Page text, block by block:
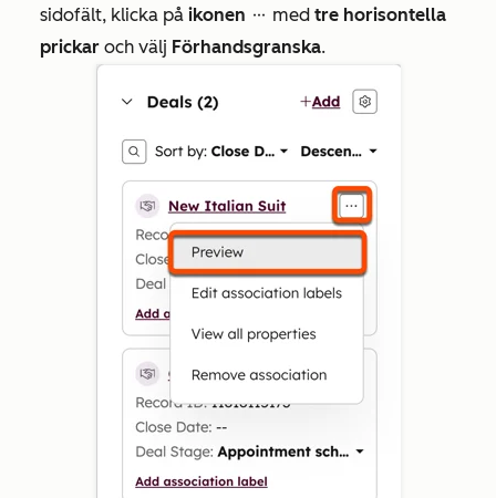
sidofält, klicka på ikonen ellipses med tre horisontella
prickar och välj Förhandsgranska.